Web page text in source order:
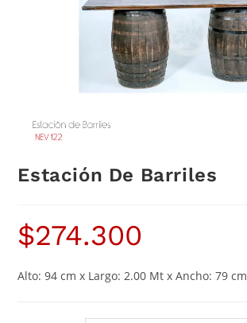
Estación De Barriles
$274.300
Alto: 94 cm x Largo: 2.00 Mt x Ancho: 79 cm